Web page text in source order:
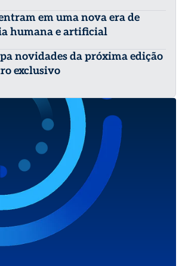
em uma nova era de
humana e artificial
novidades da próxima edição
exclusivo